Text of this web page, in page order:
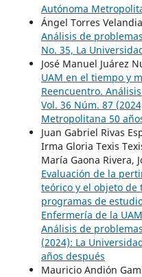
Autónoma
Ángel Torres
Análisis de
No. 35, La
José Manuel Juárez
UAM en el tiempo y
Reencuentro.
Vol. 36 Núm. 87
Metropolitana 50
Juan Gabriel Rivas
Irma Gloria Texis
María Gaona Rivera,
Evaluación de la
teórico y el objeto de
programas de
Enfermería de la
Análisis de
(2024): La
años después
Mauricio Andión